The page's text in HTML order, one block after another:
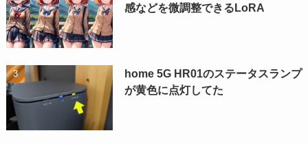
感などを微調整できるLoRA
home 5G HR01のステータスランプ
が黄色に点灯してた